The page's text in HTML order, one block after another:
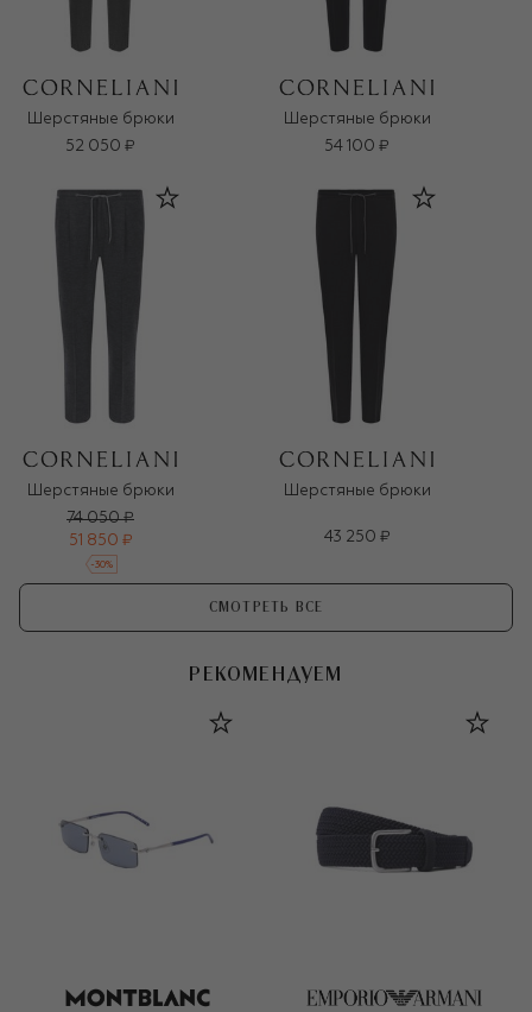
Шерстяные брюки
52 050 ₽
Шерстяные брюки
54 100 ₽
Шерстяные брюки
74 050 ₽
51 850 ₽
-30%
Шерстяные брюки
43 250 ₽
СМОТРЕТЬ ВСЕ
РЕКОМЕНДУЕМ